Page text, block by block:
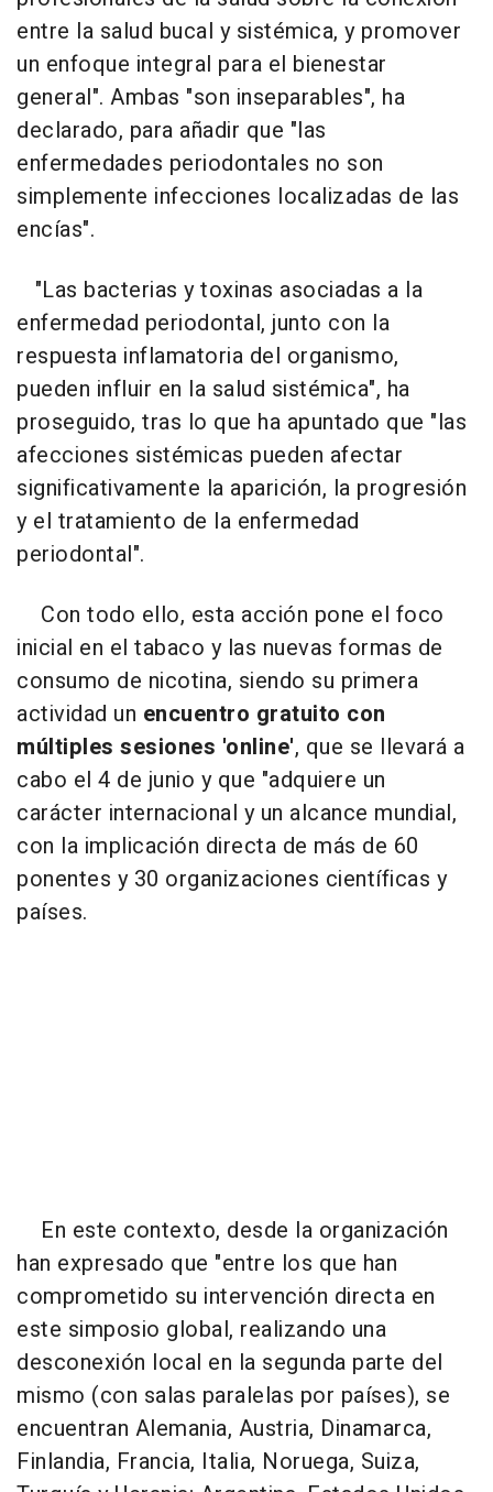
entre la salud bucal y sistémica, y promover
un enfoque integral para el bienestar
general". Ambas "son inseparables", ha
declarado, para añadir que "las
enfermedades periodontales no son
simplemente infecciones localizadas de las
encías".
"Las bacterias y toxinas asociadas a la
enfermedad periodontal, junto con la
respuesta inflamatoria del organismo,
pueden influir en la salud sistémica", ha
proseguido, tras lo que ha apuntado que "las
afecciones sistémicas pueden afectar
significativamente la aparición, la progresión
y el tratamiento de la enfermedad
periodontal".
Con todo ello, esta acción pone el foco
inicial en el tabaco y las nuevas formas de
consumo de nicotina, siendo su primera
actividad un encuentro gratuito con
múltiples sesiones 'online', que se llevará a
cabo el 4 de junio y que "adquiere un
carácter internacional y un alcance mundial,
con la implicación directa de más de 60
ponentes y 30 organizaciones científicas y
países.
En este contexto, desde la organización
han expresado que "entre los que han
comprometido su intervención directa en
este simposio global, realizando una
desconexión local en la segunda parte del
mismo (con salas paralelas por países), se
encuentran Alemania, Austria, Dinamarca,
Finlandia, Francia, Italia, Noruega, Suiza,